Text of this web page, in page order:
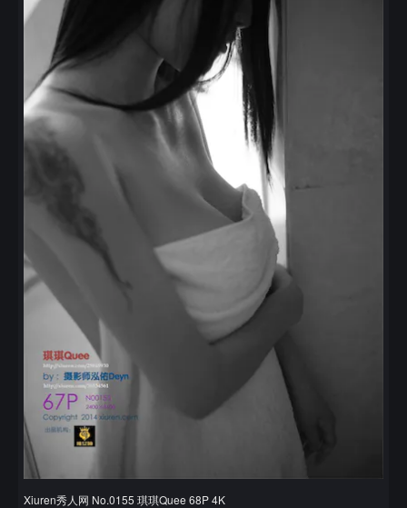
Xiuren秀人网 No.0155 琪琪Quee 68P 4K